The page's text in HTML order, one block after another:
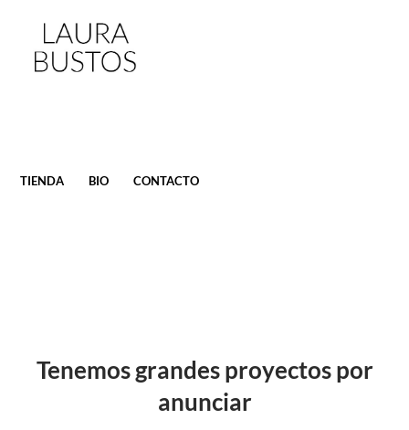
AL
TIENDA BIO CONTACTO
Tenemos grandes proyectos por
anunciar